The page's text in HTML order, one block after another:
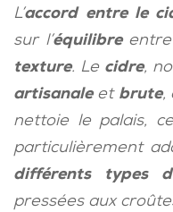
L’accord entre le
sur l’équilibreentre
texture. Le cidre,
artisanaleet brute,
nettoie le palais,
particulièrement
différents types
pressées aux